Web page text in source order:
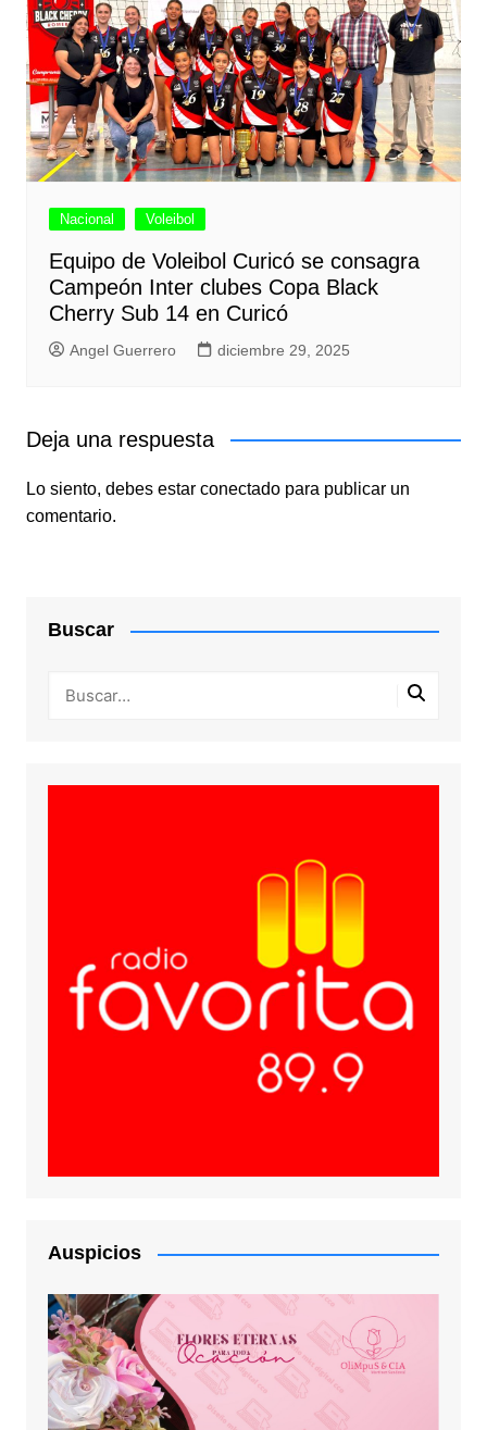
Nacional Voleibol
Equipo de Voleibol Curicó se consagra
Campeón Inter clubes Copa Black
Cherry Sub 14 en Curicó
Angel Guerrero diciembre 29, 2025
Deja una respuesta
Lo siento, debes estar conectadopara publicar un
comentario.
Buscar
Auspicios